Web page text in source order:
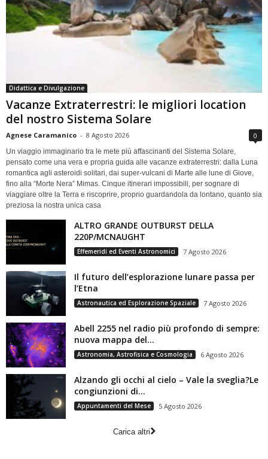
Didattica e Divulgazione
Vacanze Extraterrestri: le migliori location
del nostro Sistema Solare
Agnese Caramanico - 8 Agosto 2026 0
Un viaggio immaginario tra le mete più affascinanti del Sistema Solare,
pensato come una vera e propria guida alle vacanze extraterrestri: dalla Luna
romantica agli asteroidi solitari, dai super-vulcani di Marte alle lune di Giove,
fino alla “Morte Nera” Mimas. Cinque itinerari impossibili, per sognare di
viaggiare oltre la Terra e riscoprire, proprio guardandola da lontano, quanto sia
preziosa la nostra unica casa
ALTRO GRANDE OUTBURST DELLA
220P/MCNAUGHT
Effemeridi ed Eventi Astronomici 7 Agosto 2026
Il futuro dell’esplorazione lunare passa per
l’Etna
Astronautica ed Esplorazione Spaziale 7 Agosto 2026
Abell 2255 nel radio più profondo di sempre:
nuova mappa del...
Astronomia, Astrofisica e Cosmologia 6 Agosto 2026
Alzando gli occhi al cielo – Vale la sveglia?Le
congiunzioni di...
Appuntamenti del Mese 5 Agosto 2026
Carica altri